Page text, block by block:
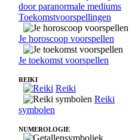
Toekomstvoorspellingen
Je horoscoop voorspellen
Je toekomst voorspellen
REIKI
Reiki
Reiki
symbolen
NUMEROLOGIE